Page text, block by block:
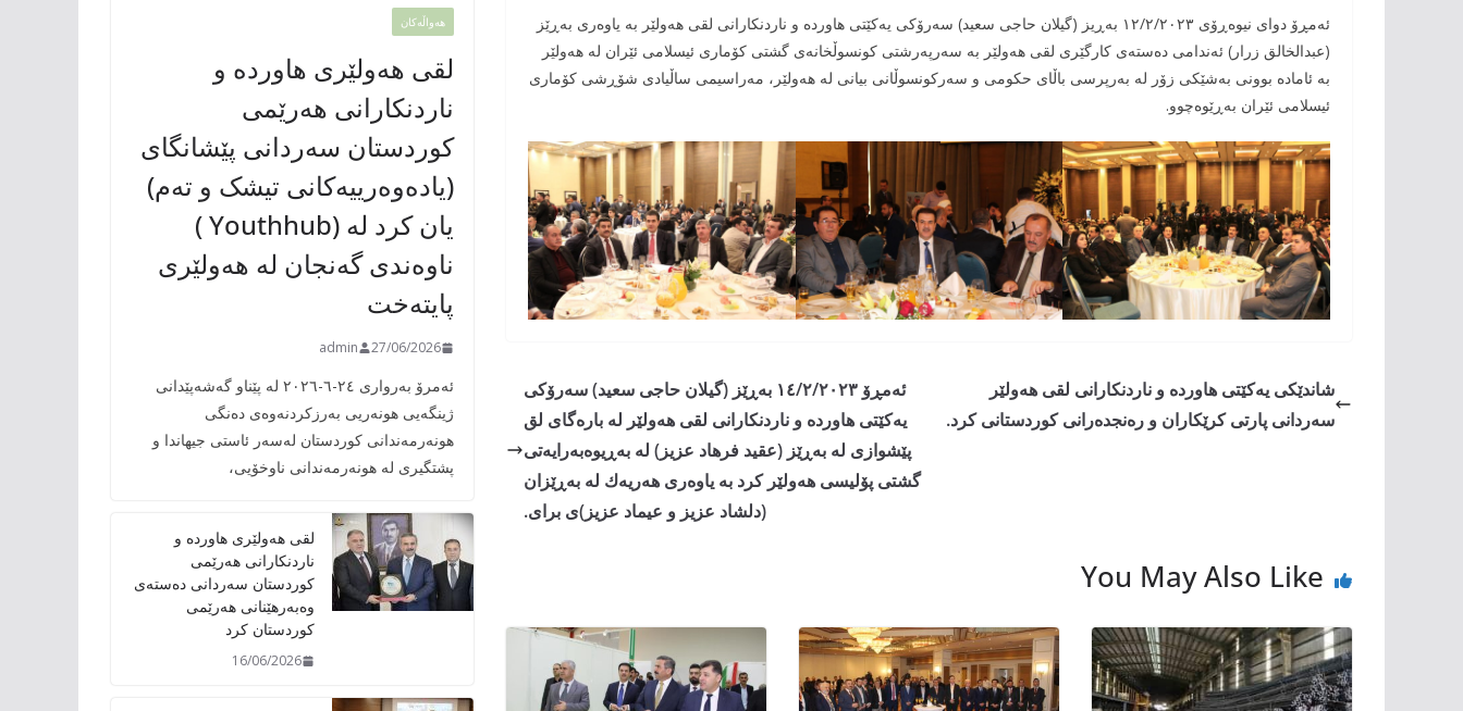
ئەمڕۆ دوای نیوەڕۆی ١٢/٢/٢٠٢٣ بەڕیز (گیلان حاجی سعید) سەرۆکی یەکێتی هاوردە و ناردنکارانی لقی هەولێر بە یاوەری بەڕێز
(عبدالخالق زرار) ئەندامی دەستەی کارگێری لقی هەولێر بە سەرپەرشتی کونسوڵخانەی گشتی کۆماری ئیسلامی ئێران لە هەولێر
بە ئامادە بوونی بەشێکی زۆر لە بەرپرسی باڵای حکومی و سەرکونسوڵانی بیانی لە هەولێر، مەراسیمی ساڵیادی شۆڕشی كۆماری
ئیسلامی ئێران بەڕێوەچوو.
شاندێکی یەکێتی ھاوردە و ناردنکارانی لقی ھەولێر
سەردانی پارتی کرێکاران و رەنجدەرانی کوردستانی کرد.
ئەمڕۆ ١٤/٢/٢٠٢٣ بەڕێز (گیلان حاجی سعید) سەرۆکی
یەکێتی هاوردە و ناردنکارانی لقی هەولێر لە بارەگای لق
پێشوازی لە بەڕێز (عقید فرهاد عزیز) لە بەڕیوەبەرایەتی
گشتی پۆلیسی هەولێر کرد بە یاوەری هەریەك لە بەڕێزان
(دلشاد عزیز و عیماد عزیز)ی برای.
You May Also Like
هەواڵەکان
لقی هەولێری هاوردە و
ناردنکارانی هەرێمی
کوردستان سەردانی پێشانگای
(یادەوەرییەکانی تیشک و تەم)
یان کرد لە (Youthhub )
ناوەندی گەنجان لە هەولێری
پایتەخت
27/06/2026
admin
ئەمرۆ بەرواری ٢٤-٦-٢٠٢٦ لە پێناو گەشەپێدانی
ژینگەیی هونەریی بەرزکردنەوەی دەنگی
هونەرمەندانی کوردستان لەسەر ئاستی جیهاندا و
پشتگیری لە هونەرمەندانی ناوخۆیی،
لقی هەولێری هاوردە و
ناردنکارانی هەرێمی
کوردستان سەردانی دەستەی
وەبەرهێنانی هەرێمی
کوردستان کرد
16/06/2026